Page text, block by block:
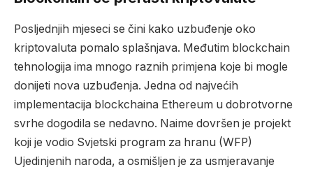
Posljednjih mjeseci se čini kako uzbuđenje oko
kriptovaluta pomalo splašnjava. Međutim blockchain
tehnologija ima mnogo raznih primjena koje bi mogle
donijeti nova uzbuđenja. Jedna od najvećih
implementacija blockchaina Ethereum u dobrotvorne
svrhe dogodila se nedavno. Naime dovršen je projekt
koji je vodio Svjetski program za hranu (WFP)
Ujedinjenih naroda, a osmišljen je za usmjeravanje